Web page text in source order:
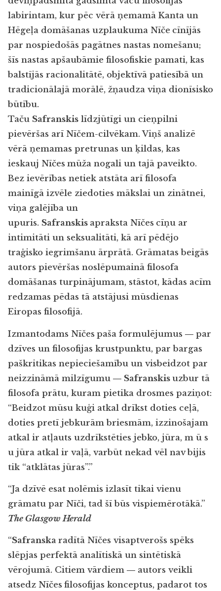
labirintam, kur pēc vērā ņemamā Kanta un
Hēgeļa domāšanas uzplaukuma Nīče cīnījās
par nospiedošās pagātnes nastas nomešanu;
šīs nastas apšaubāmie filosofiskie pamati, kas
balstījās racionalitātē, objektīvā patiesībā un
tradicionālajā morālē, žņaudza viņa dionīsisko
būtību.
Taču Safranskis līdzjūtīgi un cieņpilni
pievēršas arī Nīčem-cilvēkam. Viņš analizē
vērā ņemamas pretrunas un ķildas, kas
ieskauj Nīčesmūža nogali un tajā paveikto.
Bez ievērības netiek atstāta arī filosofa
mainīgā izvēle ziedoties mākslai un zinātnei,
viņa galējība un
upuris. Safranskis apraksta Nīčes cīņu ar
intimitāti un seksualitāti, kā arī pēdējo
traģisko iegrimšanu ārprātā. Grāmatas beigās
autors pievēršas noslēpumainā filosofa
domāšanas turpinājumam, stāstot, kādas acīm
redzamas pēdas tā atstājusi mūsdienas
Eiropas filosofijā.
Izmantodams Nīčespaša formulējumus ― par
dzīves un filosofijas krustpunktu, par bargas
paškritikas nepieciešamību un visbeidzot par
neizzināmā milzīgumu ― Safranskisuzbur tā
filosofa prātu, kuram pietika drosmes paziņot:
“Beidzot mūsu kuģi atkal drīkst doties ceļā,
doties pretī jebkurām briesmām, izzinošajam
atkal ir atļauts uzdrīkstēties jebko, jūra, m ū s
u jūra atkal ir vaļā, varbūt nekad vēl nav bijis
tik “atklātas jūras”.”
“Ja dzīvē esat nolēmis izlasīt tikai vienu
grāmatu par Nīči, tad šī būs vispiemērotākā.”
The Glasgow Herald
“Safranskaradītā Nīčes visaptverošs spēks
slēpjas perfektā analītiskā un sintētiskā
vērojumā. Citiem vārdiem ― autors veikli
atsedz Nīčesfilosofijas konceptus, padarot tos